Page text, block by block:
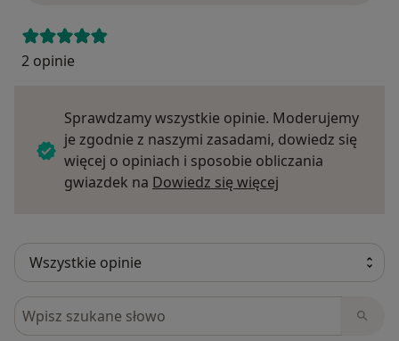
2 opinie
Sprawdzamy wszystkie opinie. Moderujemy
je zgodnie z naszymi zasadami, dowiedz się
więcej o opiniach i sposobie obliczania
gwiazdek na Dowiedz się więcej
Szukaj w opiniach